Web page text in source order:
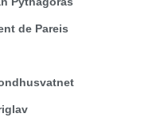
de Pareis